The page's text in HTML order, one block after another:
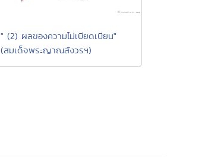
" (2) ผลของความไม่เบียดเบียน"
(สมเด็จพระญาณสังวรฯ)